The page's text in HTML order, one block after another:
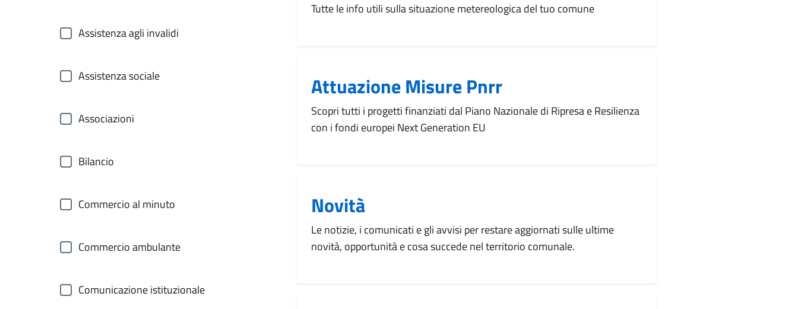
Assistenza agli invalidi
Assistenza sociale
Associazioni
Bilancio
Commercio al minuto
Commercio ambulante
Comunicazione istituzionale
Tutte le info utili sulla situazione metereologica del tuo comune
Attuazione Misure Pnrr
Scopri tutti i progetti finanziati dal Piano Nazionale di Ripresa e Resilienza
con i fondi europei Next Generation EU
Novità
Le notizie, i comunicati e gli avvisi per restare aggiornati sulle ultime
novità, opportunità e cosa succede nel territorio comunale.